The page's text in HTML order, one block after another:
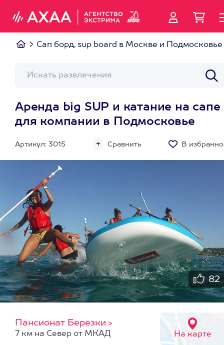
Сап борд, sup board в Москве и Подмосковье
Аренда big SUP и катание на сапе
для компании в Подмосковье
Артикул: 3015 Сравнить В
82
Пансионат Березки >
На карте
7 км на Север от МКАД